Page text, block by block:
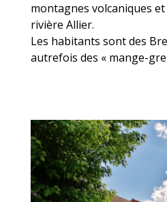
montagnes volcaniques
rivière Allier.
Les habitants sont des
autrefois des « mange-